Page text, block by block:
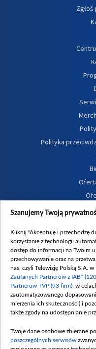
Zgłoś
Polityka
Procedura
Szanujemy Twoją
Kliknij "Akceptuję i przechodzę
korzystanie z technologii
dostęp do informacji na Twoim
przechowywanie oraz na
nas, czyli Telewizję Polską S.A.
Zaufanych Partnerów z IAB*
Partnerów TVP (93 firm) , w
zautomatyzowanego
mierzenia ich skuteczności) i
także zgody na udostępnianie
Twoje dane osobowe zbierane
poszczególnych serwisów